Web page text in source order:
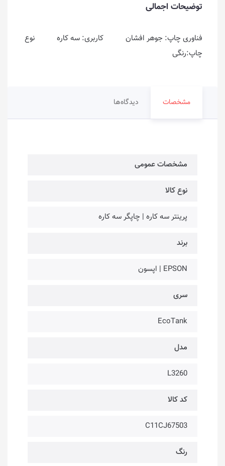
توضیحات اجمالی
فناوری چاپ: جوهر افشان کاربری: سه کاره نوع
چاپ:رنگی
مشخصات دیدگاه‌ها
مشخصات عمومی
نوع کالا
پرینتر سه کاره | چاپگر سه کاره
برند
EPSON | اپسون
سری
EcoTank
مدل
L3260
کد کالا
C11CJ67503
رنگ